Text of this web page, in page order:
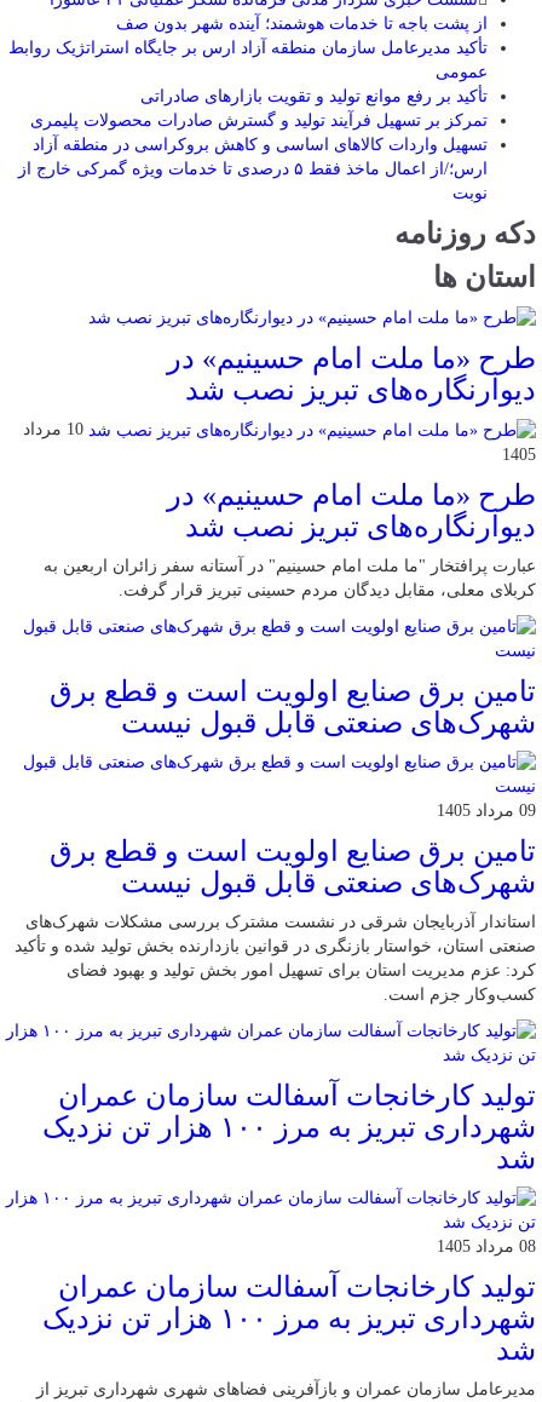
از پشت باجه تا خدمات هوشمند؛ آینده شهر بدون صف
تأکید مدیرعامل سازمان منطقه آزاد ارس بر جایگاه استراتژیک روابط
عمومی
تأکید بر رفع موانع تولید و تقویت بازارهای صادراتی
تمرکز بر تسهیل فرآیند تولید و گسترش صادرات محصولات پلیمری
تسهیل واردات کالاهای اساسی و کاهش بروکراسی در منطقه آزاد
ارس؛/از اعمال ماخذ فقط ۵ درصدی تا خدمات ویژه گمرکی خارج از
نوبت
دکه روزنامه
استان ها
طرح «ما ملت امام حسینیم» در
دیوارنگاره‌های تبریز نصب شد
10 مرداد
1405
طرح «ما ملت امام حسینیم» در
دیوارنگاره‌های تبریز نصب شد
عبارت پرافتخار "ما ملت امام حسینیم" در آستانه سفر زائران اربعین به
کربلای معلی، مقابل دیدگان مردم حسینی تبریز قرار گرفت.
تامین برق صنایع اولویت است و قطع برق
شهرک‌های صنعتی قابل قبول نیست
09 مرداد 1405
تامین برق صنایع اولویت است و قطع برق
شهرک‌های صنعتی قابل قبول نیست
استاندار آذربایجان شرقی در نشست مشترک بررسی مشکلات شهرک‌های
صنعتی استان، خواستار بازنگری در قوانین بازدارنده بخش تولید شده و تأکید
کرد: عزم مدیریت استان برای تسهیل امور بخش تولید و بهبود فضای
کسب‌وکار جزم است.
تولید کارخانجات آسفالت سازمان عمران
شهرداری تبریز به مرز ۱۰۰ هزار تن نزدیک
شد
08 مرداد 1405
تولید کارخانجات آسفالت سازمان عمران
شهرداری تبریز به مرز ۱۰۰ هزار تن نزدیک
شد
مدیرعامل سازمان عمران و بازآفرینی فضاهای شهری شهرداری تبریز از